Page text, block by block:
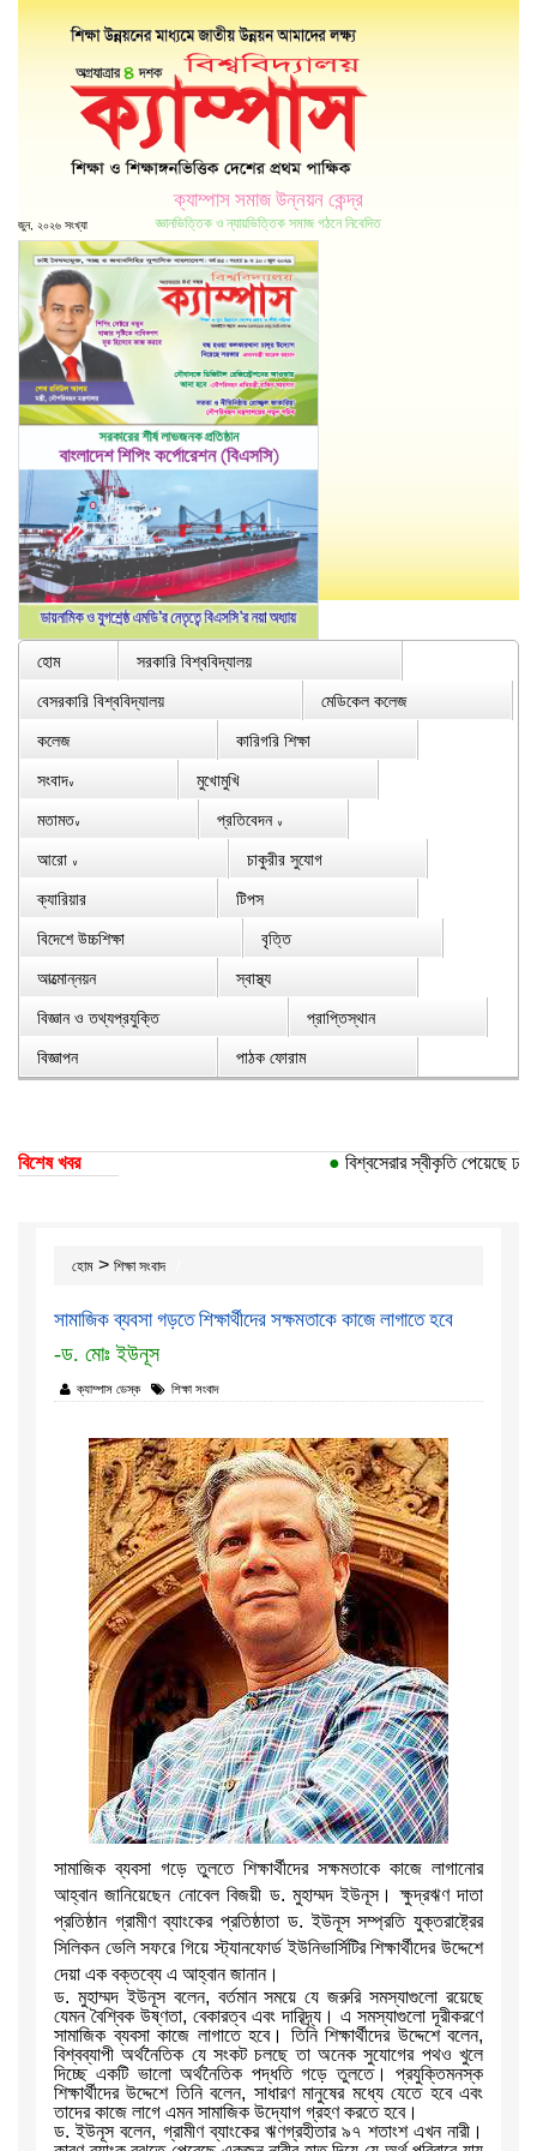
ক্যাম্পাস সমাজ উন্নয়ন কেন্দ্র
জ্ঞানভিত্তিক ও ন্যায়ভিত্তিক সমাজ গঠনে নিবেদিত
জুন, ২০২৬ সংখ্যা
হোম
সরকারি বিশ্ববিদ্যালয়
বেসরকারি বিশ্ববিদ্যালয়
মেডিকেল কলেজ
কলেজ
কারিগরি শিক্ষা
সংবাদ∨
মুখোমুখি
মতামত∨ প্রতিবেদন ∨
আরো ∨
চাকুরীর সুযোগ
ক্যারিয়ার
টিপস
বিদেশে উচ্চশিক্ষা
বৃত্তি
আত্মোন্নয়ন
স্বাস্থ্য
বিজ্ঞান ও তথ্যপ্রযুক্তি
প্রাপ্তিস্থান
বিজ্ঞাপন
পাঠক ফোরাম
বিশেষ খবর বিশ্বসেরার স্বীকৃতি পেয়েছে ঢাকা
হোম > শিক্ষা সংবাদ
সামাজিক ব্যবসা গড়তে শিক্ষার্থীদের সক্ষমতাকে কাজে লাগাতে হবে
-ড. মোঃ ইউনূস
ক্যাম্পাস ডেস্ক শিক্ষা সংবাদ
সামাজিক ব্যবসা গড়ে তুলতে শিক্ষার্থীদের সক্ষমতাকে কাজে লাগানোর
আহ্বান জানিয়েছেন নোবেল বিজয়ী ড. মুহাম্মদ ইউনূস। ক্ষুদ্রঋণ দাতা
প্রতিষ্ঠান গ্রামীণ ব্যাংকের প্রতিষ্ঠাতা ড. ইউনূস সম্প্রতি যুক্তরাষ্ট্রের
সিলিকন ভেলি সফরে গিয়ে স্ট্যানফোর্ড ইউনিভার্সিটির শিক্ষার্থীদের উদ্দেশে
দেয়া এক বক্তব্যে এ আহ্বান জানান।
ড. মুহাম্মদ ইউনূস বলেন, বর্তমান সময়ে যে জরুরি সমস্যাগুলো রয়েছে
যেমন বৈশ্বিক উষ্ণতা, বেকারত্ব এবং দারিদ্র্য। এ সমস্যাগুলো দূরীকরণে
সামাজিক ব্যবসা কাজে লাগাতে হবে। তিনি শিক্ষার্থীদের উদ্দেশে বলেন,
বিশ্বব্যাপী অর্থনৈতিক যে সংকট চলছে তা অনেক সুযোগের পথও খুলে
দিচ্ছে একটি ভালো অর্থনৈতিক পদ্ধতি গড়ে তুলতে। প্রযুক্তিমনস্ক
শিক্ষার্থীদের উদ্দেশে তিনি বলেন, সাধারণ মানুষের মধ্যে যেতে হবে এবং
তাদের কাজে লাগে এমন সামাজিক উদ্যোগ গ্রহণ করতে হবে।
ড. ইউনূস বলেন, গ্রামীণ ব্যাংকের ঋণগ্রহীতার ৯৭ শতাংশ এখন নারী।